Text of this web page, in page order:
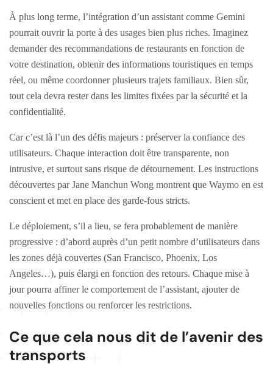
À plus long terme, l’intégration d’un assistant comme Gemini
pourrait ouvrir la porte à des usages bien plus riches. Imaginez
demander des recommandations de restaurants en fonction de
votre destination, obtenir des informations touristiques en temps
réel, ou même coordonner plusieurs trajets familiaux. Bien sûr,
tout cela devra rester dans les limites fixées par la sécurité et la
confidentialité.
Car c’est là l’un des défis majeurs : préserver la confiance des
utilisateurs. Chaque interaction doit être transparente, non
intrusive, et surtout sans risque de détournement. Les instructions
découvertes par Jane Manchun Wong montrent que Waymo en est
conscient et met en place des garde-fous stricts.
Le déploiement, s’il a lieu, se fera probablement de manière
progressive : d’abord auprès d’un petit nombre d’utilisateurs dans
les zones déjà couvertes (San Francisco, Phoenix, Los
Angeles…), puis élargi en fonction des retours. Chaque mise à
jour pourra affiner le comportement de l’assistant, ajouter de
nouvelles fonctions ou renforcer les restrictions.
Ce que cela nous dit de l’avenir des
transports